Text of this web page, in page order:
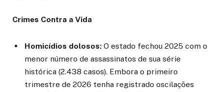
Crimes Contra a Vida
Homicídios dolosos: O estado fechou 2025 com o
menor número de assassinatos de sua série
histórica (2.438 casos). Embora o primeiro
trimestre de 2026 tenha registrado oscilações